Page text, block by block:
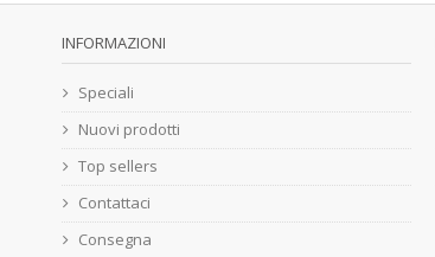
INFORMAZIONI
Speciali
Nuovi prodotti
Top sellers
Contattaci
Consegna